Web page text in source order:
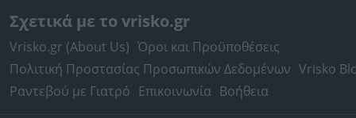
Σχετικά με το vrisko.gr
Vrisko.gr (About Us) Όροι και Προϋποθέσεις
Πολιτική Προστασίας Προσωπικών Δεδομένων Vrisko
Ραντεβού με Γιατρό Επικοινωνία Βοήθεια